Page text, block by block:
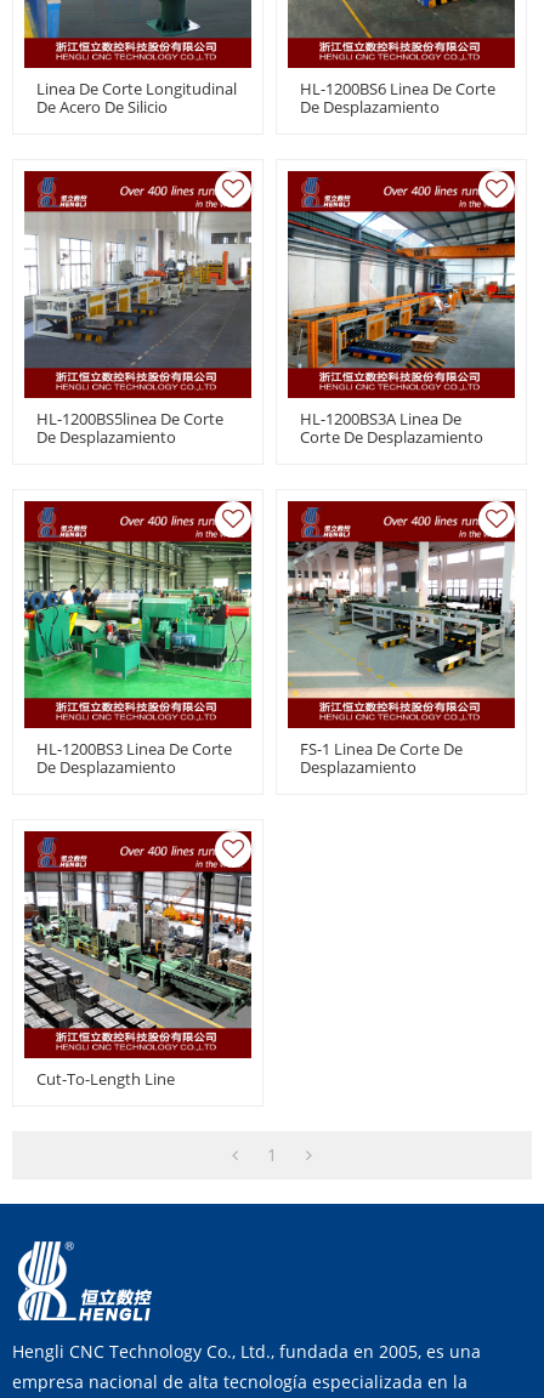
Linea De Corte Longitudinal
De Acero De Silicio
HL-1200BS6 Linea De Corte
De Desplazamiento
HL-1200BS5linea De Corte
De Desplazamiento
HL-1200BS3A Linea De
Corte De Desplazamiento
HL-1200BS3 Linea De Corte
De Desplazamiento
FS-1 Linea De Corte De
Desplazamiento
Cut-To-Length Line
1
Hengli CNC Technology Co., Ltd., fundada en 2005, es una
empresa nacional de alta tecnología especializada en la